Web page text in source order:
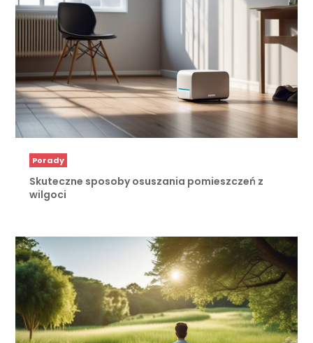
Porady
Skuteczne sposoby osuszania pomieszczeń z
wilgoci